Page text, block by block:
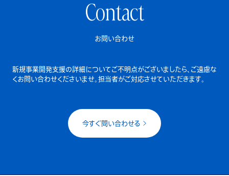
Contact
お問い合わせ
新規事業開発支援の詳細についてご不明点がございましたら、 ご遠慮な
くお問い合わせくださいませ。担当者がご対応させていただきます。
今すぐ問い合わせる